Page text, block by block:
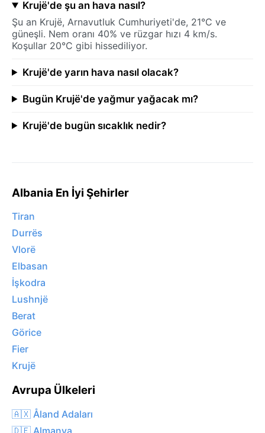
Krujë'de şu an hava nasıl?
Şu an Krujë, Arnavutluk Cumhuriyeti'de, 21°C ve
güneşli. Nem oranı 40% ve rüzgar hızı 4 km/s.
Koşullar 20°C gibi hissediliyor.
Krujë'de yarın hava nasıl olacak?
Bugün Krujë'de yağmur yağacak mı?
Krujë'de bugün sıcaklık nedir?
Albania En İyi Şehirler
Tiran
Durrës
Vlorë
Elbasan
İşkodra
Lushnjë
Berat
Görice
Fier
Krujë
Avrupa Ülkeleri
🇦🇽 Åland Adaları
🇩🇪 Almanya